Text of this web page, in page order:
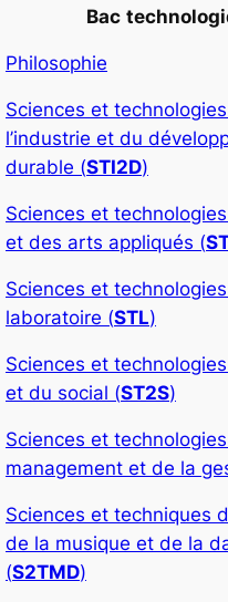
Bac
Philosophie
Sciences et
l’industrie et du
durable (STI2D)
Sciences et
et des arts appliqués (
Sciences et
laboratoire (STL)
Sciences et
et du social (ST2S)
Sciences et
management et de la
Sciences et techniques
de la musique et de la
(S2TMD)